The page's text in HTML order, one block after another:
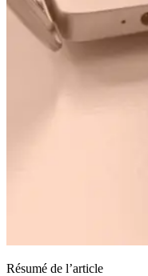
Résumé de l’article